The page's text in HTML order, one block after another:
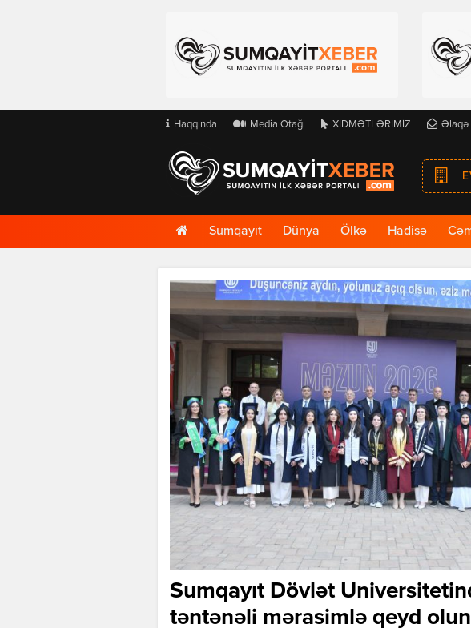
Haqqında Media Otağı XİDMƏTLƏRİMİZ Əlaqə
Ana
Səhifə
Sumqayıt Dünya Ölkə Hadisə
Sumqayıt Dövlət
təntənəli mərasimlə qeyd